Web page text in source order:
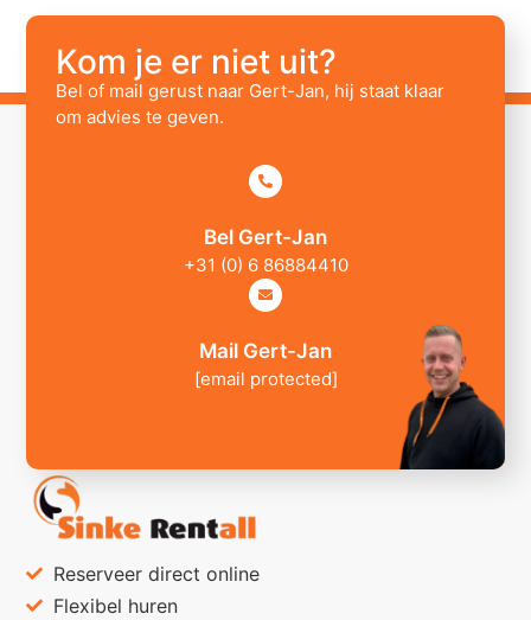
Reserveer direct online
Flexibel huren
Kom je er niet uit?
Bel of mail gerust naar Gert-Jan, hij staat klaar
om advies te geven.
Bel Gert-Jan
+31 (0) 6 86884410
Mail Gert-Jan
[email protected]